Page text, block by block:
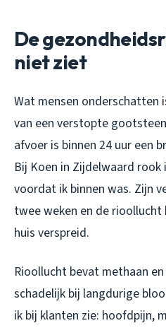
De
niet ziet
Wat mensen onderschatten
van een verstopte
afvoer is binnen 24 uur een
Bij Koen in Zijdelwaard rook
voordat ik binnen was. Zijn
twee weken en de
huis verspreid.
Rioollucht bevat methaan
schadelijk bij langdurige
ik bij klanten zie: hoofdpijn,